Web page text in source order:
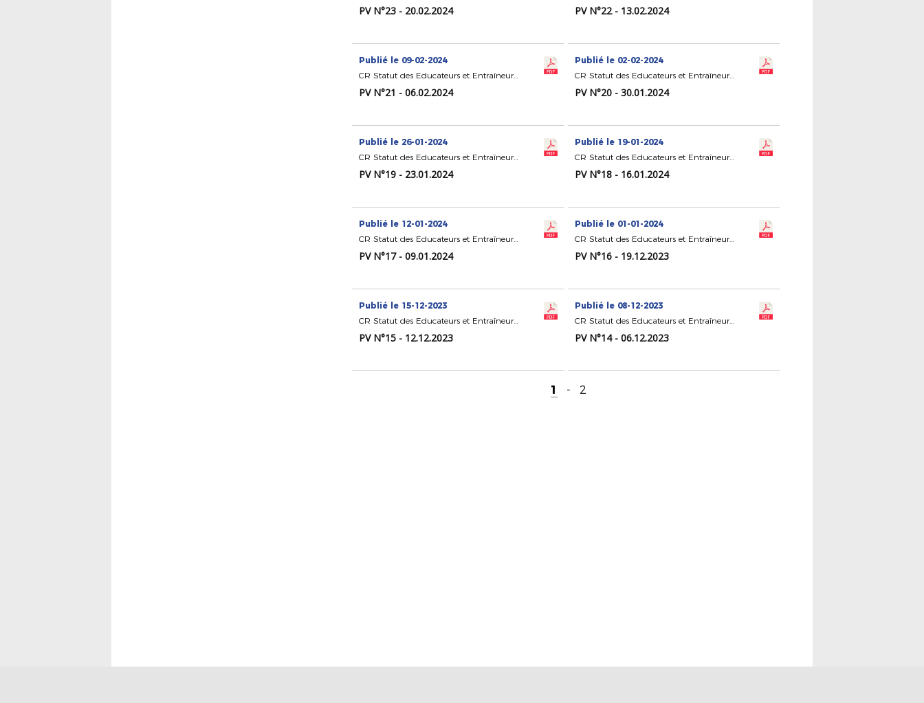
PV N°23 - 20.02.2024 PV N°22 - 13.02.2024
Publié le 09-02-2024
CR Statut des Educateurs et Entraîneurs de Football
PV N°21 - 06.02.2024
Publié le 02-02-2024
CR Statut des Educateurs et Entraîneurs de Football
PV N°20 - 30.01.2024
Publié le 26-01-2024
CR Statut des Educateurs et Entraîneurs de Football
PV N°19 - 23.01.2024
Publié le 19-01-2024
CR Statut des Educateurs et Entraîneurs de Football
PV N°18 - 16.01.2024
Publié le 12-01-2024
CR Statut des Educateurs et Entraîneurs de Football
PV N°17 - 09.01.2024
Publié le 01-01-2024
CR Statut des Educateurs et Entraîneurs de Football
PV N°16 - 19.12.2023
Publié le 15-12-2023
CR Statut des Educateurs et Entraîneurs de Football
PV N°15 - 12.12.2023
Publié le 08-12-2023
CR Statut des Educateurs et Entraîneurs de Football
PV N°14 - 06.12.2023
1 - 2